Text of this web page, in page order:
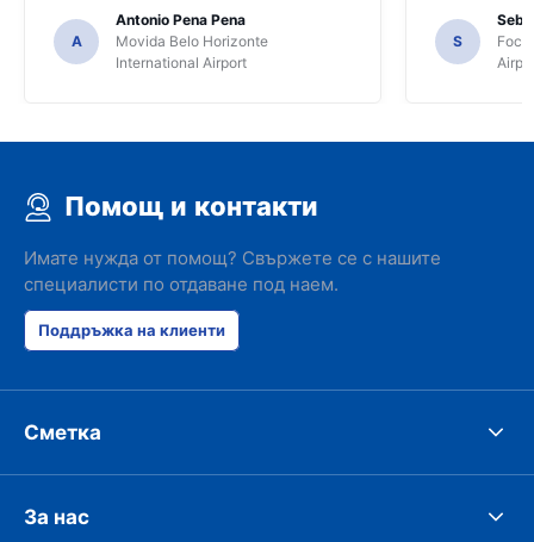
A
Antonio Pena Pena
Movida Belo Horizonte
International Airport
S
Foco
Помощ и контакти
Имате нужда от помощ? Свържете се с нашите
специалисти по отдаване под наем.
Поддръжка на клиенти
Сметка
За нас